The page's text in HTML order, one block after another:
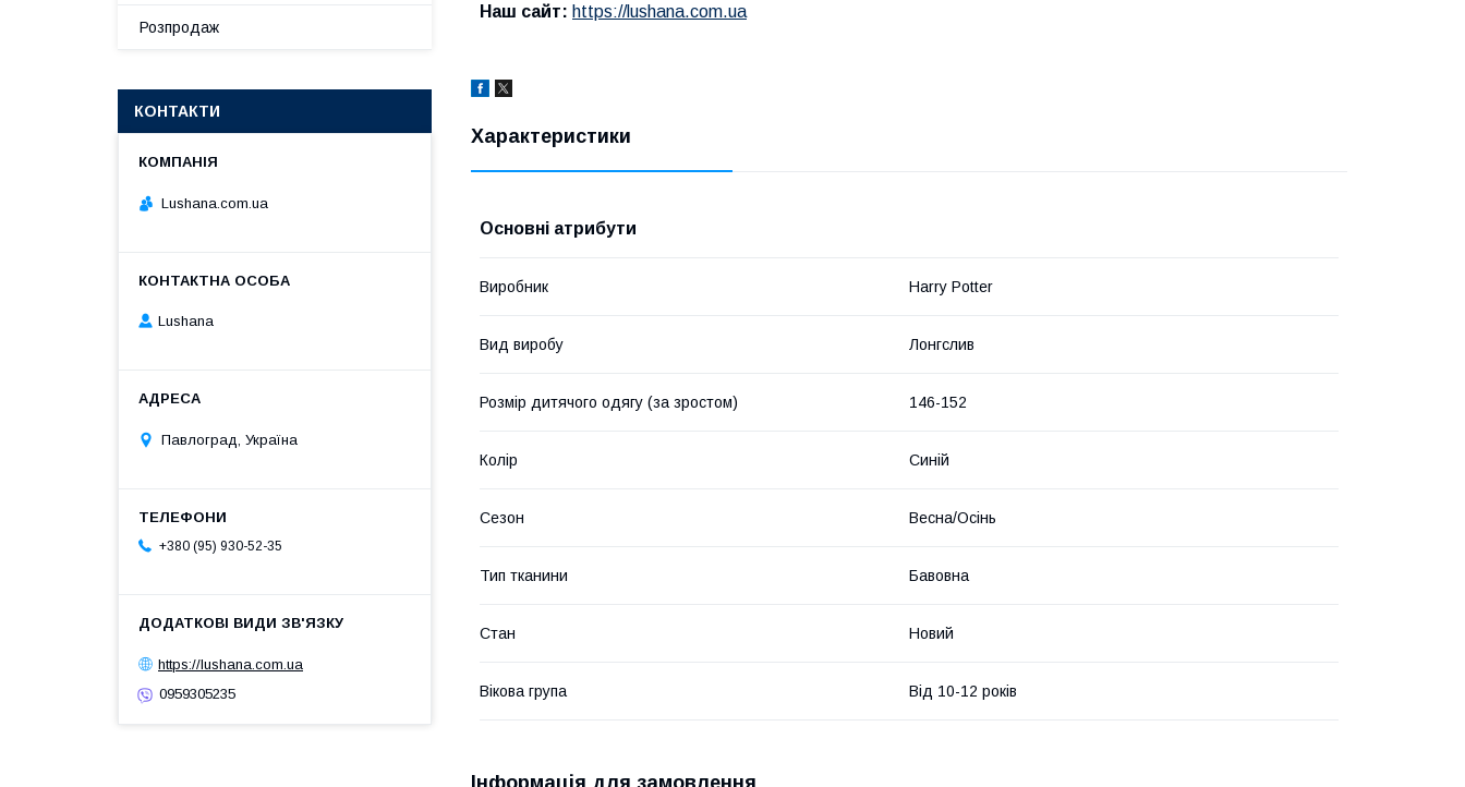
Наш сайт: https://lushana.com.ua
Характеристики
Основні атрибути
Виробник Harry Potter
Вид виробу Лонгслив
Розмір дитячого одягу (за зростом) 146-152
Колір Синій
Сезон Весна/Осінь
Тип тканини Бавовна
Стан Новий
Вікова група Від 10-12 років
Інформація для замовлення
Розпродаж
КОНТАКТИ
Lushana.com.ua
Lushana
Павлоград, Україна
+380 (95) 930-52-35
https://lushana.com.ua
0959305235